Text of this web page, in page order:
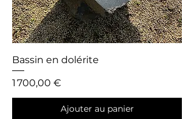
Bassin en dolérite
Prix
1 700,00 €
Ajouter au panier